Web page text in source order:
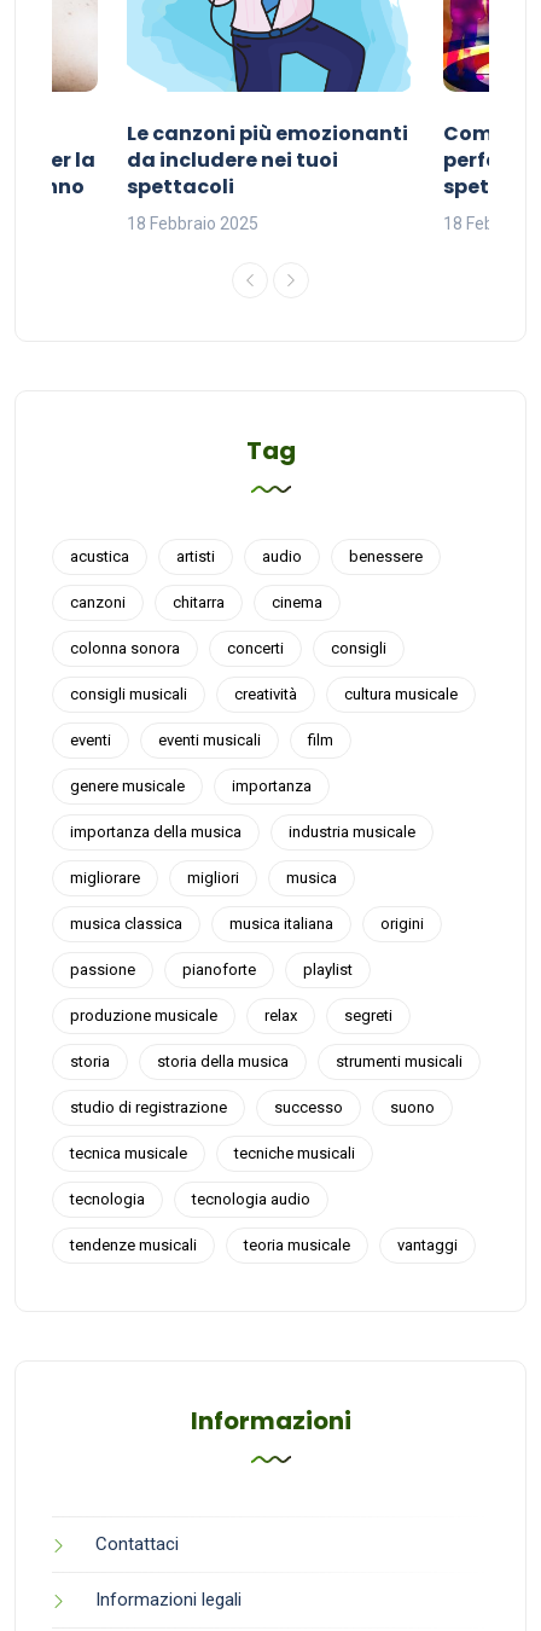
per la
sonno
Le canzoni più emozionanti
da includere nei tuoi
spettacoli
18 Febbraio 2025
Come
perfetta
18 Febbraio
Tag
acustica artisti audio benessere
canzoni chitarra cinema
colonna sonora concerti consigli
consigli musicali creatività cultura musicale
eventi eventi musicali film
genere musicale importanza
importanza della musica industria musicale
migliorare migliori musica
musica classica musica italiana origini
passione pianoforte playlist
produzione musicale relax segreti
storia storia della musica strumenti musicali
studio di registrazione successo suono
tecnica musicale tecniche musicali
tecnologia tecnologia audio
tendenze musicali teoria musicale vantaggi
Informazioni
Contattaci
Informazioni legali